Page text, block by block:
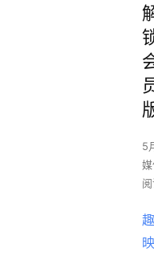
5
趣
映